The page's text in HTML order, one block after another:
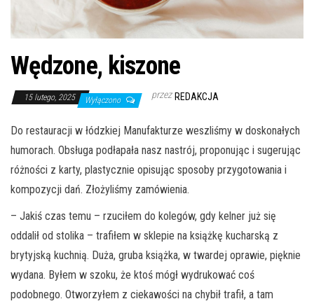
Wędzone, kiszone
15 lutego, 2025 Wyłączono przez REDAKCJA
Do restauracji w łódzkiej Manufakturze weszliśmy w doskonałych
humorach. Obsługa podłapała nasz nastrój, proponując i sugerując
różności z karty, plastycznie opisując sposoby przygotowania i
kompozycji dań. Złożyliśmy zamówienia.
– Jakiś czas temu – rzuciłem do kolegów, gdy kelner już się
oddalił od stolika – trafiłem w sklepie na książkę kucharską z
brytyjską kuchnią. Duża, gruba książka, w twardej oprawie, pięknie
wydana. Byłem w szoku, że ktoś mógł wydrukować coś
podobnego. Otworzyłem z ciekawości na chybił trafił, a tam